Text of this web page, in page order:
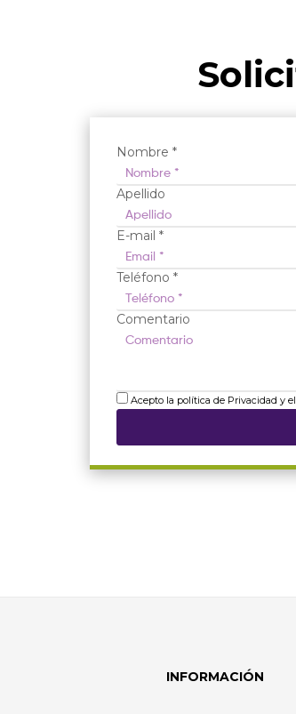
Nombre *
Apellido
E-mail *
Teléfono *
Comentario
Acepto la política de Privacidad y
INFORMACIÓN